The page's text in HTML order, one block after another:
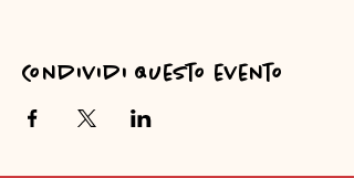
Condividi questo evento